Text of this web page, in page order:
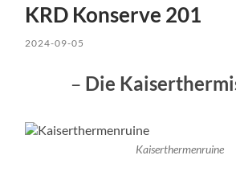
KRD Konserve 201
2024-09-05
– Die
Kaiserthermenruine